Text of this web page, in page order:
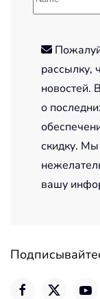
рассылку,
новостей.
о
скидку.
вашу